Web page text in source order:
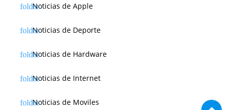
Noticias de Apple
Noticias de Deporte
Noticias de Hardware
Noticias de Internet
Noticias de Moviles